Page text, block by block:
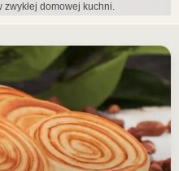
zwykłej domowej kuchni.